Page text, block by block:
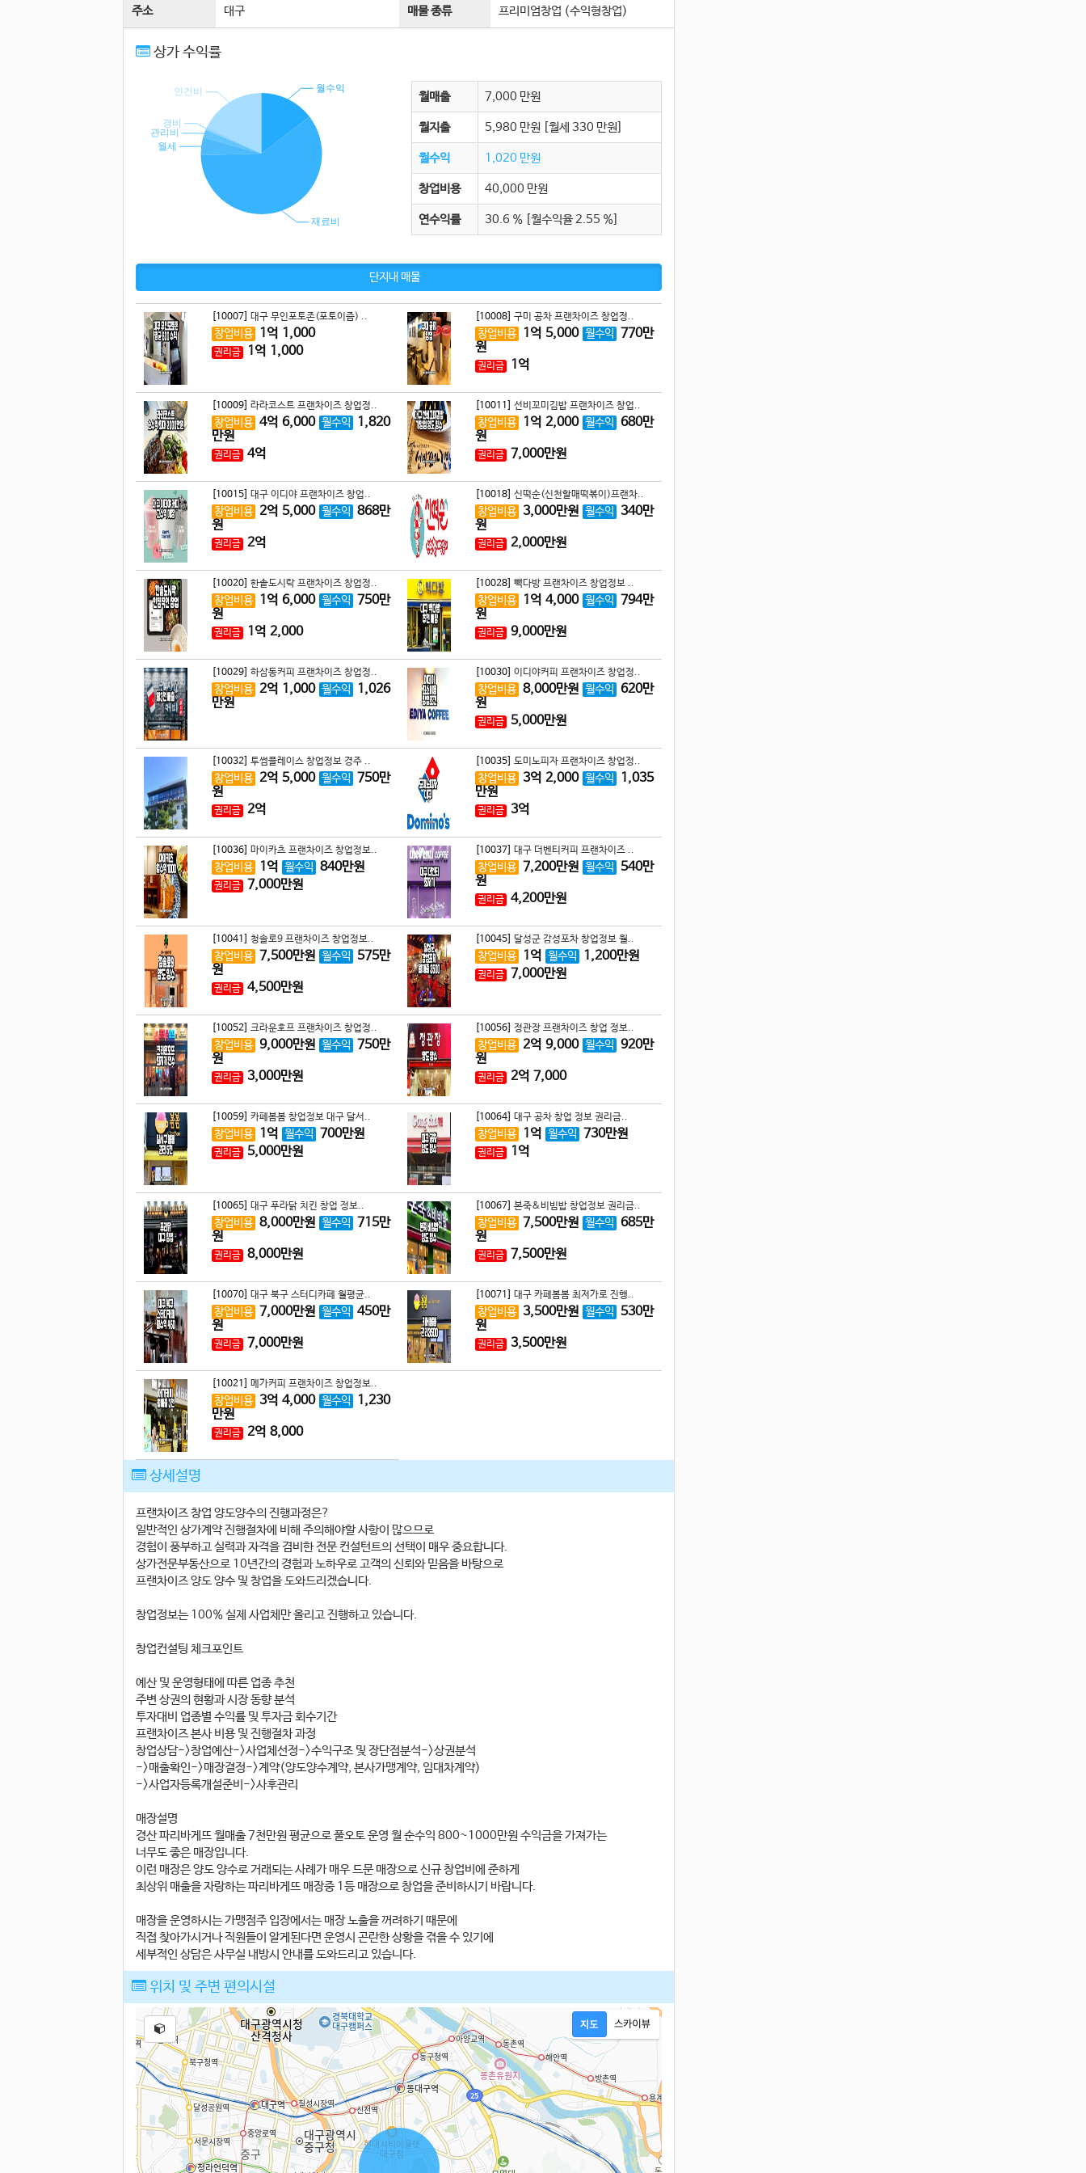
주소 대구 매물 종류 프리미엄창업 (수익형창업)
상가 수익률
월매출 7,000 만원
월지출 5,980 만원 [월세 330 만원]
월수익 1,020 만원
창업비용 40,000 만원
연수익률 30.6 % [월수익율 2.55 %]
단지내 매물
[10007] 대구 무인포토존(포토이즘) ..
창업비용 1억 1,000
권리금 1억 1,000
[10008] 구미 공차 프랜차이즈 창업정..
창업비용 1억 5,000 월수익 770만
원
권리금 1억
[10009] 라라코스트 프랜차이즈 창업정..
창업비용 4억 6,000 월수익
1,820
만원
권리금 4억
[10011] 선비꼬미김밥 프랜차이즈 창업..
창업비용 1억 2,000 월수익 680만
원
권리금 7,000만원
[10015] 대구 이디야 프랜차이즈 창업..
창업비용 2억 5,000 월수익 868만
원
권리금 2억
[10018] 신떡순(신천할매떡볶이)프랜차..
창업비용 3,000만원 월수익 340만
원
권리금 2,000만원
[10020] 한솥도시락 프랜차이즈 창업정..
창업비용 1억 6,000 월수익 750만
원
권리금 1억 2,000
[10028] 빽다방 프랜차이즈 창업정보 ..
창업비용 1억 4,000 월수익 794만
원
권리금 9,000만원
[10029] 하삼동커피 프랜차이즈 창업정..
창업비용 2억 1,000 월수익
1,026
만원
[10030] 이디야커피 프랜차이즈 창업정..
창업비용 8,000만원 월수익 620만
원
권리금 5,000만원
[10032] 투썸플레이스 창업정보 경주 ..
창업비용 2억 5,000 월수익 750만
원
권리금 2억
[10035] 도미노피자 프랜차이즈 창업정..
창업비용 3억 2,000 월수익
1,035
만원
권리금 3억
[10036] 마이카츠 프랜차이즈 창업정보..
창업비용 1억 월수익 840만원
권리금 7,000만원
[10037] 대구 더벤티커피 프랜차이즈 ..
창업비용 7,200만원 월수익 540만
원
권리금 4,200만원
[10041] 청솔로9 프랜차이즈 창업정보..
창업비용 7,500만원 월수익 575만
원
권리금 4,500만원
[10045] 달성군 감성포차 창업정보 월..
창업비용 1억 월수익 1,200만원
권리금 7,000만원
[10052] 크라운호프 프랜차이즈 창업정..
창업비용 9,000만원 월수익 750만
원
권리금 3,000만원
[10056] 정관장 프랜차이즈 창업 정보..
창업비용 2억 9,000 월수익 920만
원
권리금 2억 7,000
[10059] 카페봄봄 창업정보 대구 달서..
창업비용 1억 월수익 700만원
권리금 5,000만원
[10064] 대구 공차 창업 정보 권리금..
창업비용 1억 월수익 730만원
권리금 1억
[10065] 대구 푸라닭 치킨 창업 정보..
창업비용 8,000만원 월수익 715만
원
권리금 8,000만원
[10067] 본죽&비빔밥 창업정보 권리금..
창업비용 7,500만원 월수익 685만
원
권리금 7,500만원
[10070] 대구 북구 스터디카페 월평균..
창업비용 7,000만원 월수익 450만
원
권리금 7,000만원
[10071] 대구 카페봄봄 최저가로 진행..
창업비용 3,500만원 월수익 530만
원
권리금 3,500만원
[10021] 메가커피 프랜차이즈 창업정보..
창업비용 3억 4,000 월수익
1,230
만원
권리금 2억 8,000
상세설명
프랜차이즈 창업 양도양수의 진행과정은?
일반적인 상가계약 진행절차에 비해 주의해야할 사항이 많으므로
경험이 풍부하고 실력과 자격을 겸비한 전문 컨설턴트의 선택이 매우 중요합니다.
상가전문부동산으로 10년간의 경험과 노하우로 고객의 신뢰와 믿음을 바탕으로
프랜차이즈 양도 양수 및 창업을 도와드리겠습니다.
창업정보는 100% 실제 사업체만 올리고 진행하고 있습니다.
창업컨설팅 체크포인트
예산 및 운영형태에 따른 업종 추천
주변 상권의 현황과 시장 동향 분석
투자대비 업종별 수익률 및 투자금 회수기간
프랜차이즈 본사 비용 및 진행절차 과정
창업상담->창업예산->사업체선정->수익구조 및 장단점분석->상권분석
->매출확인->매장결정->계약(양도양수계약, 본사가맹계약, 임대차계약)
->사업자등록개설준비->사후관리
매장설명
경산 파리바게뜨 월매출 7천만원 평균으로 풀오토 운영 월 순수익 800~1000만원 수익금을 가져가는
너무도 좋은 매장입니다.
이런 매장은 양도 양수로 거래되는 사례가 매우 드문 매장으로 신규 창업비에 준하게
최상위 매출을 자랑하는 파리바게뜨 매장중 1등 매장으로 창업을 준비하시기 바랍니다.
매장을 운영하시는 가맹점주 입장에서는 매장 노출을 꺼려하기 때문에
직접 찾아가시거나 직원들이 알게된다면 운영시 곤란한 상황을 겪을 수 있기에
세부적인 상담은 사무실 내방시 안내를 도와드리고 있습니다.
위치 및 주변 편의시설